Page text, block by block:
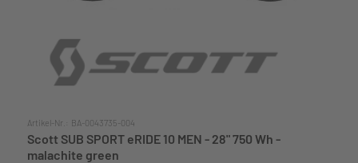
Artikel-Nr.: BA-0043735-004
Scott SUB SPORT eRIDE 10 MEN - 28" 750 Wh -
malachite green